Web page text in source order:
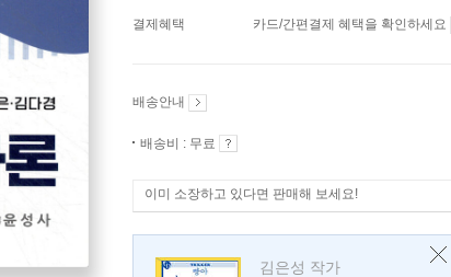
결제혜택 카드/간편결제 혜택을 확인하세요
배송안내
배송비 : 무료
이미 소장하고 있다면 판매해 보세요!
김은성 작가